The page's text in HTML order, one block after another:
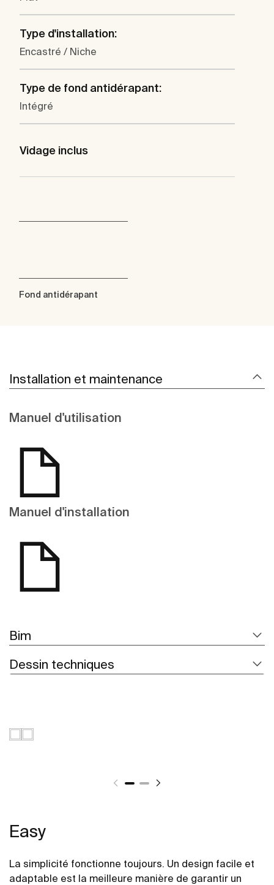
Type d'installation:
Encastré / Niche
Type de fond antidérapant:
Intégré
Vidage inclus
Fond antidérapant
Installation et maintenance
Manuel d'utilisation
Manuel d'installation
Bim
Dessin techniques
Easy
La simplicité fonctionne toujours. Un design facile et
adaptable est la meilleure manière de garantir un